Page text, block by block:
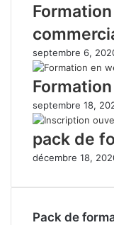
septembre 6,
septembre 18,
pack de
décembre 18,
Pack de